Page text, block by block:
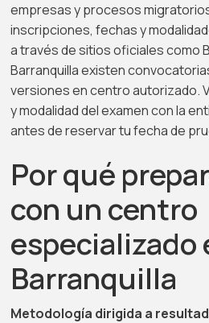
empresas y procesos
inscripciones, fechas y
a través de sitios oficiales como
Barranquilla existen
versiones en centro autorizado.
y modalidad del examen con la
antes de reservar tu fecha de
Por qué
con un centro
especializado
Barranquilla
Metodología dirigida a